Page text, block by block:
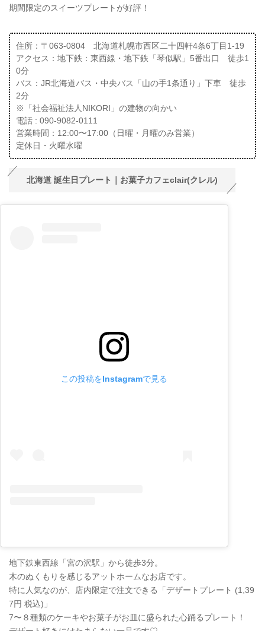
期間限定のスイーツプレートが好評！
住所：〒063-0804 北海道札幌市西区二十四軒4条6丁目1-19
アクセス：地下鉄：東西線・地下鉄「琴似駅」5番出口 徒歩1
0分
バス：JR北海道バス・中央バス「山の手1条通り」下車 徒歩
2分
※「社会福祉法人NIKORI」の建物の向かい
電話 : 090-9082-0111
営業時間：12:00〜17:00（日曜・月曜のみ営業）
定休日・火曜水曜
北海道 誕生日プレート｜お菓子カフェclair(クレル)
この投稿をInstagramで見る
地下鉄東西線「宮の沢駅」から徒歩3分。
木のぬくもりを感じるアットホームなお店です。
特に人気なのが、店内限定で注文できる「デザートプレート (1,39
7円 税込)」
7〜８種類のケーキやお菓子がお皿に盛られた心踊るプレート！